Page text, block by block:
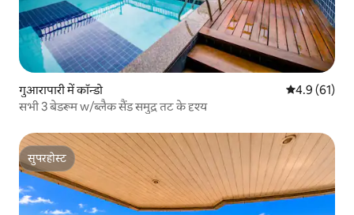
गुआरापारी में कॉन्डो औसत रेटिंग 5
4.9 (61)
सभी 3 बेडरूम w/ब्लैक सैंड समुद्र तट के दृश्य
सुपरहोस्ट
सुपरहोस्ट